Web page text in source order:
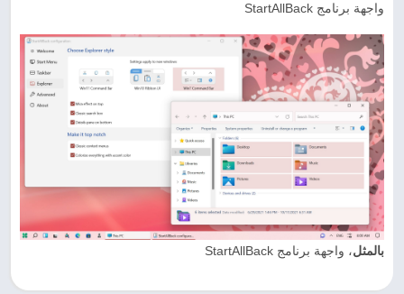
واجهة برنامج StartAllBack
بالمثل، واجهة برنامج StartAllBack